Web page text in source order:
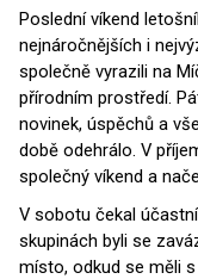
Poslední víkend
nejnáročnějších i
společně vyrazili na
přírodním prostředí.
novinek, úspěchů a
době odehrálo. V
společný víkend a
V sobotu čekal
skupinách byli se
místo, odkud se měli